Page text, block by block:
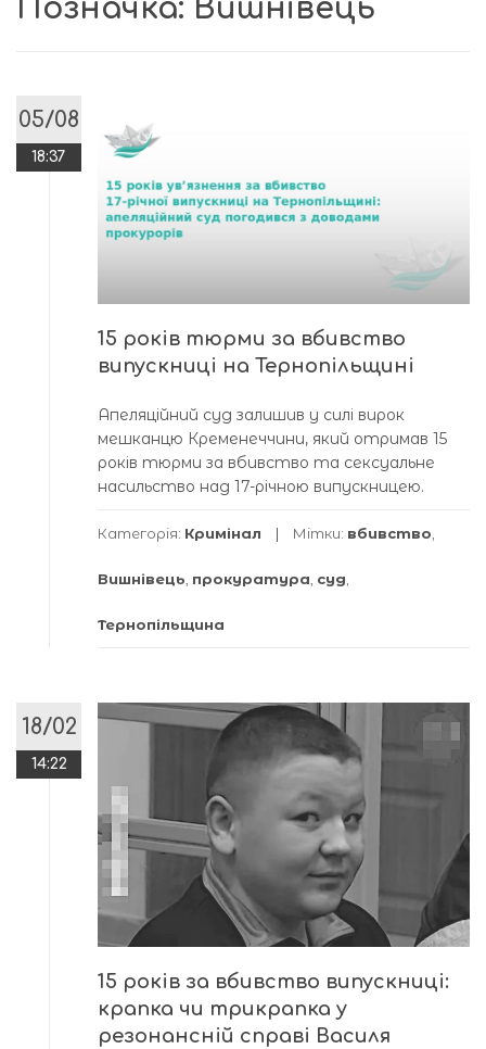
Позначка: Вишнівець
05/08
18:37
15 років тюрми за вбивство
випускниці на Тернопільщині
Апеляційний суд залишив у силі вирок
мешканцю Кременеччини, який отримав 15
років тюрми за вбивство та сексуальне
насильство над 17-річною випускницею.
Категорія: Кримінал Мітки: вбивство
Вишнівець прокуратура суд
Тернопільщина
18/02
14:22
15 років за вбивство випускниці:
крапка чи трикрапка у
резонансній справі Василя